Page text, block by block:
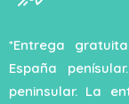
*Entrega
España
peninsular. La